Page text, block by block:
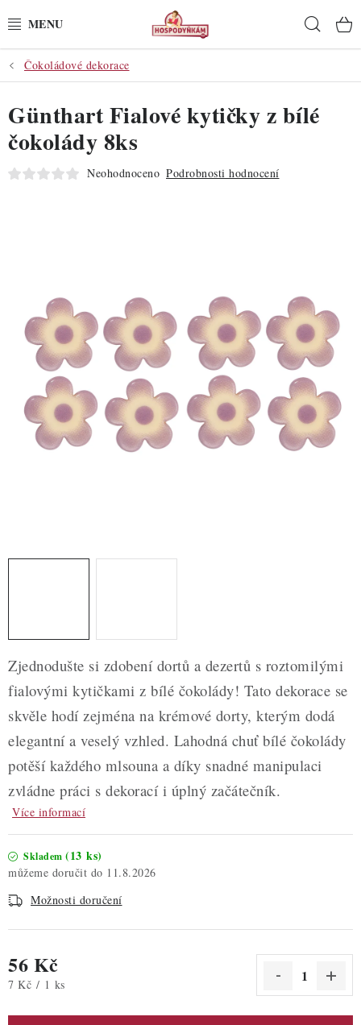
na
POTŘEBY
POMŮCKY
SUROVINY
POCHUTINY
ZDRAVÉ PEČENÍ
DÁRKOVÉ POUKAZY
TÉMATICKÉ PRODUKTY
Hodnocení obchodu
Blog
Moje objednávka
Podmínky ochrany osobních údajů
Čokoládové dekorace
Zjednodušte si zdobení dortů a dezertů s roztomilými
fialovými kytičkami z bílé čokolády! Tato dekorace se
skvěle hodí zejména na krémové dorty, kterým dodá
elegantní a veselý vzhled. Lahodná chuť bílé čokolády
potěší každého mlsouna a díky snadné manipulaci
zvládne práci s dekorací i úplný začátečník.
Více informací
Skladem (13 ks)
11.8.2026
Možnosti doručení
56 Kč
Měrná cena:
7 Kč / 1 ks
Günthart Fialové kytičky z bílé
čokolády 8ks
Neohodnoceno Podrobnosti hodnocení